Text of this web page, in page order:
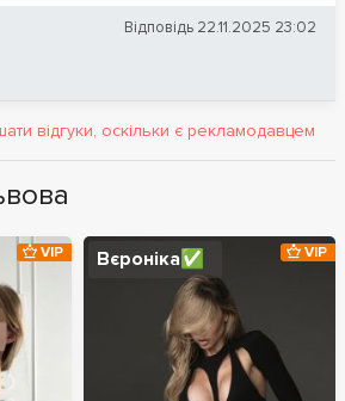
Відповідь 22.11.2025 23:02
відгуки, оскільки є рекламодавцем
VIP Вєроніка✅ VIP